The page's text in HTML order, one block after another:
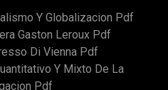
Y Globalizacion Pdf
Gaston Leroux Pdf
Di Vienna Pdf
Y Mixto De La
Pdf